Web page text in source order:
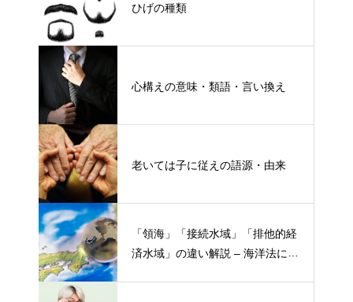
ひげの種類
心構えの意味・類語・言い換え
老いては子に従えの語源・由来
「領海」「接続水域」「排他的経
済水域」の違い解説 – 海洋法にお